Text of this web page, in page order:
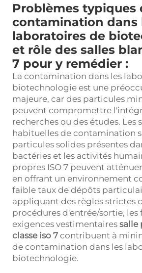
Problèmes typiques
contamination dans
laboratoires de
et rôle des salles
7 pour y remédier :
La contamination dans les
biotechnologie est une
majeure, car des particules
peuvent compromettre
recherches ou des études. Les
habituelles de contamination
particules solides présentes
bactéries et les activités
propres ISO 7 peuvent
en offrant un environnement
faible taux de dépôts
appliquant des règles strictes
procédures d'entrée/sortie, les
exigences vestimentaires salle
classe iso 7 contribuent à
de contamination dans les
biotechnologie.